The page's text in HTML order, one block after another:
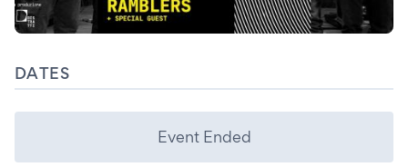
DATES
Event Ended